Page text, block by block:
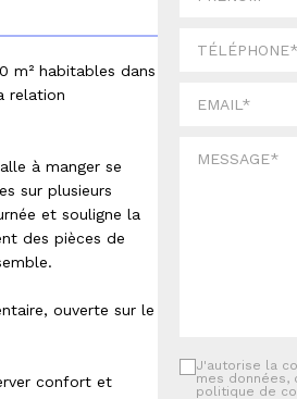
m² habitables dans
relation
à manger se
sur plusieurs
et souligne la
des pièces de
ouverte sur le
confort et
J'autorise la
mes données,
politique de